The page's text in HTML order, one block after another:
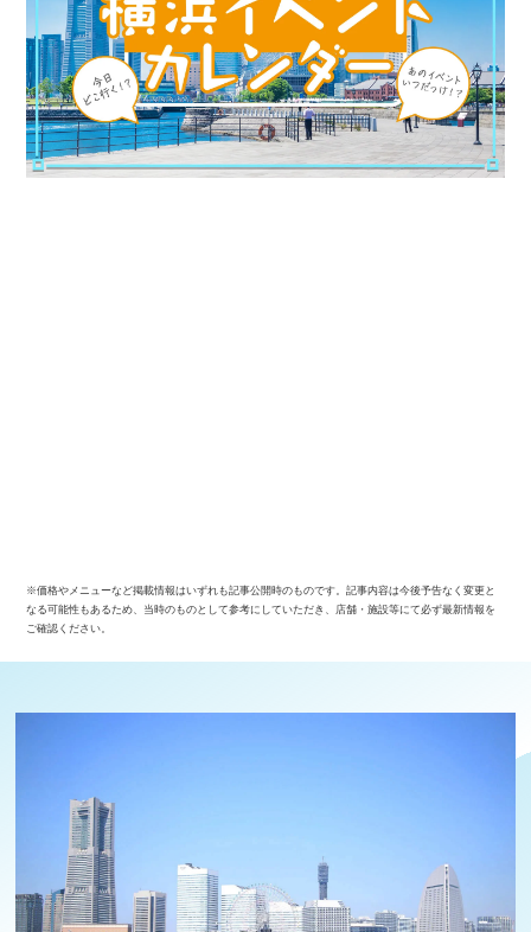
※価格やメニューなど掲載情報はいずれも記事公開時のものです。記事内容は今後予告なく変更と
なる可能性もあるため、当時のものとして参考にしていただき、店舗・施設等にて必ず最新情報を
ご確認ください。